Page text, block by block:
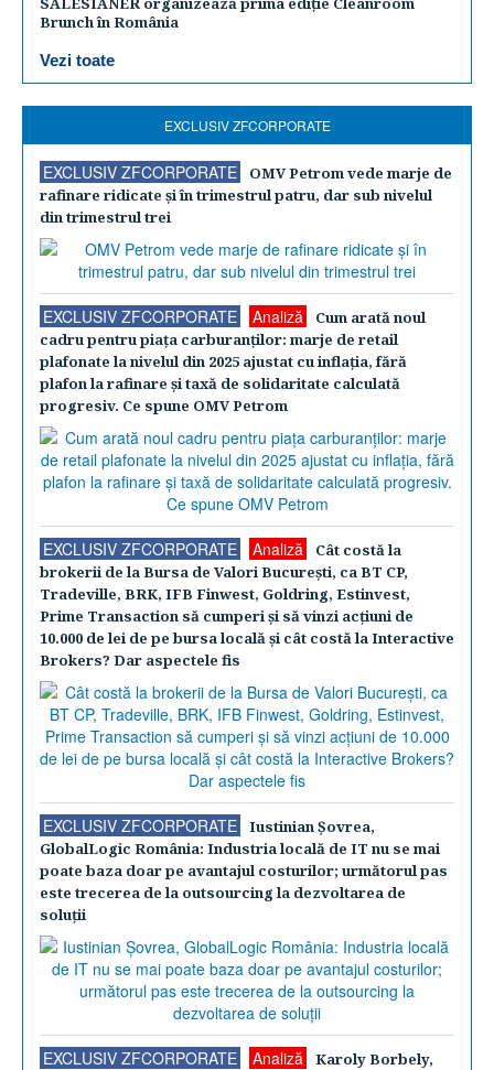
Brunch în România
Vezi toate
EXCLUSIV ZFCORPORATE
EXCLUSIV ZFCORPORATE
OMV Petrom vede marje de
rafinare ridicate şi în trimestrul patru, dar sub nivelul
din trimestrul trei
EXCLUSIV ZFCORPORATE Analiză
Cum arată noul
cadru pentru piaţa carburanţilor: marje de retail
plafonate la nivelul din 2025 ajustat cu inflaţia, fără
plafon la rafinare şi taxă de solidaritate calculată
progresiv. Ce spune OMV Petrom
EXCLUSIV ZFCORPORATE Analiză
Cât costă la
brokerii de la Bursa de Valori Bucureşti, ca BT CP,
Tradeville, BRK, IFB Finwest, Goldring, Estinvest,
Prime Transaction să cumperi şi să vinzi acţiuni de
10.000 de lei de pe bursa locală şi cât costă la Interactive
Brokers? Dar aspectele fis
EXCLUSIV ZFCORPORATE
Iustinian Şovrea,
GlobalLogic România: Industria locală de IT nu se mai
poate baza doar pe avantajul costurilor; următorul pas
este trecerea de la outsourcing la dezvoltarea de
soluţii
EXCLUSIV ZFCORPORATE Analiză
Karoly Borbely,